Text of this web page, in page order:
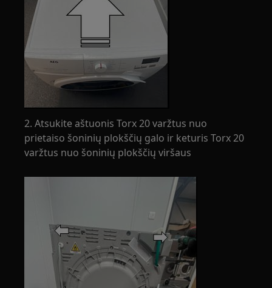
2. Atsukite aštuonis Torx 20 varžtus nuo
prietaiso šoninių plokščių galo ir keturis Torx 20
varžtus nuo šoninių plokščių viršaus